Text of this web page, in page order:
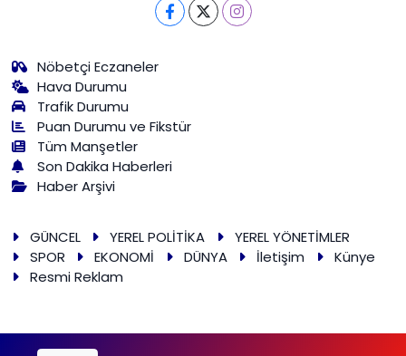
Nöbetçi Eczaneler
Hava Durumu
Trafik Durumu
Puan Durumu ve Fikstür
Tüm Manşetler
Son Dakika Haberleri
Haber Arşivi
GÜNCEL YEREL POLİTİKA
YEREL YÖNETİMLER
SPOR
EKONOMİ DÜNYA İletişim
Künye
Resmi Reklam